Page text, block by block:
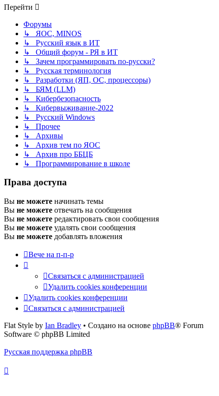
Перейти
Форумы
↳ ЯОС, MINOS
↳ Русский язык в ИТ
↳ Общий форум - РЯ в ИТ
↳ Зачем программировать по-русски?
↳ Русская терминология
↳ Разработки (ЯП, ОС, процессоры)
↳ БЯМ (LLM)
↳ Кибербезопасность
↳ Кибервыживание-2022
↳ Русский Windows
↳ Прочее
↳ Архивы
↳ Архив тем по ЯОС
↳ Архив про ББЦБ
↳ Программирование в школе
Права доступа
Вы не можете начинать темы
Вы не можете отвечать на сообщения
Вы не можете редактировать свои сообщения
Вы не можете удалять свои сообщения
Вы не можете добавлять вложения
Вече на п-п-р
Связаться с администрацией
Удалить cookies конференции
Удалить cookies конференции
Связаться с администрацией
Flat Style by Ian Bradley • Создано на основе phpBB® Forum
Software © phpBB Limited
Русская поддержка phpBB